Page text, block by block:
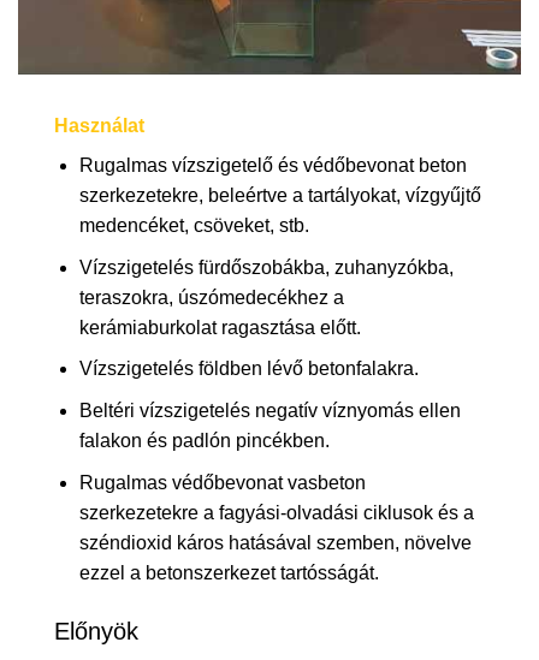
Használat
Rugalmas vízszigetelő és védőbevonat beton
szerkezetekre, beleértve a tartályokat, vízgyűjtő
medencéket, csöveket, stb.
Vízszigetelés fürdőszobákba, zuhanyzókba,
teraszokra, úszómedecékhez a
kerámiaburkolat ragasztása előtt.
Vízszigetelés földben lévő betonfalakra.
Beltéri vízszigetelés negatív víznyomás ellen
falakon és padlón pincékben.
Rugalmas védőbevonat vasbeton
szerkezetekre a fagyási-olvadási ciklusok és a
széndioxid káros hatásával szemben, növelve
ezzel a betonszerkezet tartósságát.
Előnyök